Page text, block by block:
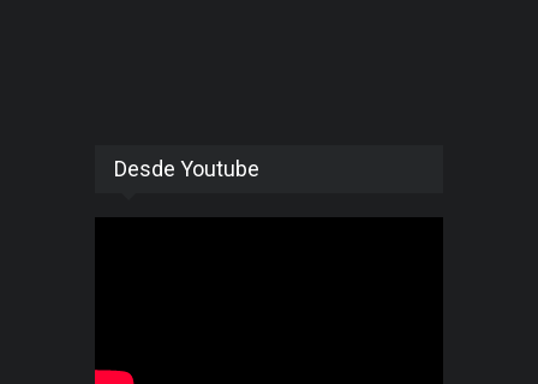
Desde Youtube